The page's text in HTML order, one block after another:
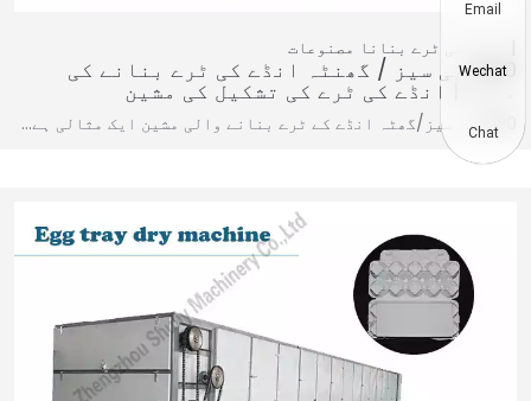
انڈے کی ٹرے بنانا مصنوعات
1500 پی سیز / گھنٹہ انڈے کی ٹرے بنانے کی
مشین | انڈے کی ٹرے کی تشکیل کی مشین
1500 پی سیز/گھٹہ انڈے کے ٹرے بنانے والی مشین ایک مثالی ہے…
Email
Wechat
Chat